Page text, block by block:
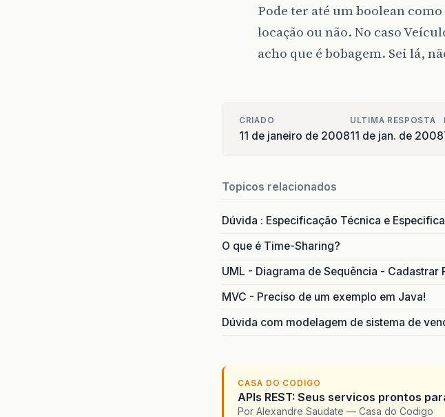
Pode ter até um boolean
locação ou não. No caso
acho que é bobagem. Sei lá,
CRIADO
11 de janeiro de 2008
ULTIMA RESPOSTA
11 de jan. de 2008
Topicos relacionados
Dúvida : Especificação Técnica e
O que é Time-Sharing?
UML - Diagrama de Sequência - Cadastrar
MVC - Preciso de um exemplo em Java!
Dúvida com modelagem de sistema de
CASA DO CODIGO
APIs REST: Seus servicos prontos
Por Alexandre Saudate — Casa do Codigo